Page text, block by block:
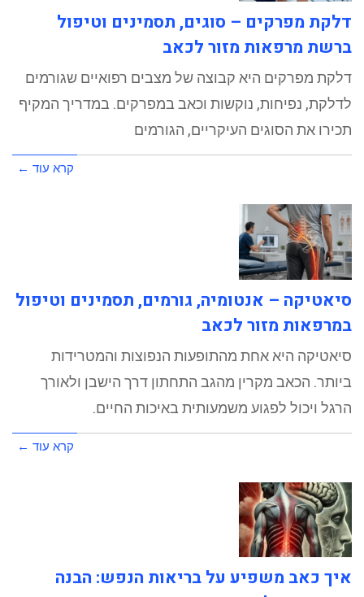
דלקת מפרקים – סוגים, תסמינים וטיפול
ברשת מרפאות מזור לכאב
דלקת מפרקים היא קבוצה של מצבים רפואיים שגורמים
לדלקת, נפיחות, נוקשות וכאב במפרקים. במדריך המקיף
תכירו את הסוגים העיקריים, הגורמים
קרא עוד ←
סיאטיקה – אנטומיה, גורמים, תסמינים וטיפול
במרפאות מזור לכאב
סיאטיקה היא אחת מהתופעות הנפוצות והמטרידות
ביותר. הכאב מקרין מהגב התחתון דרך הישבן ולאורך
הרגל ויכול לפגוע משמעותית באיכות החיים.
קרא עוד ←
איך כאב משפיע על בריאות הנפש: הבנה